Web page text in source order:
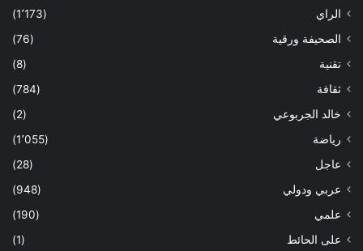
الراي
(1٬173)
الصحيفة ورقية
(76)
تقنية
(8)
ثقافة
(784)
خالد الجربوعي
(2)
رياضة
(1٬055)
عاجل
(28)
عربي ودولي
(948)
علمي
(190)
على الحائط
(1)